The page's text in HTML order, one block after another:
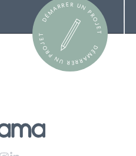
DÉMARRER UN PROJET
DÉMARRER UN PROJET